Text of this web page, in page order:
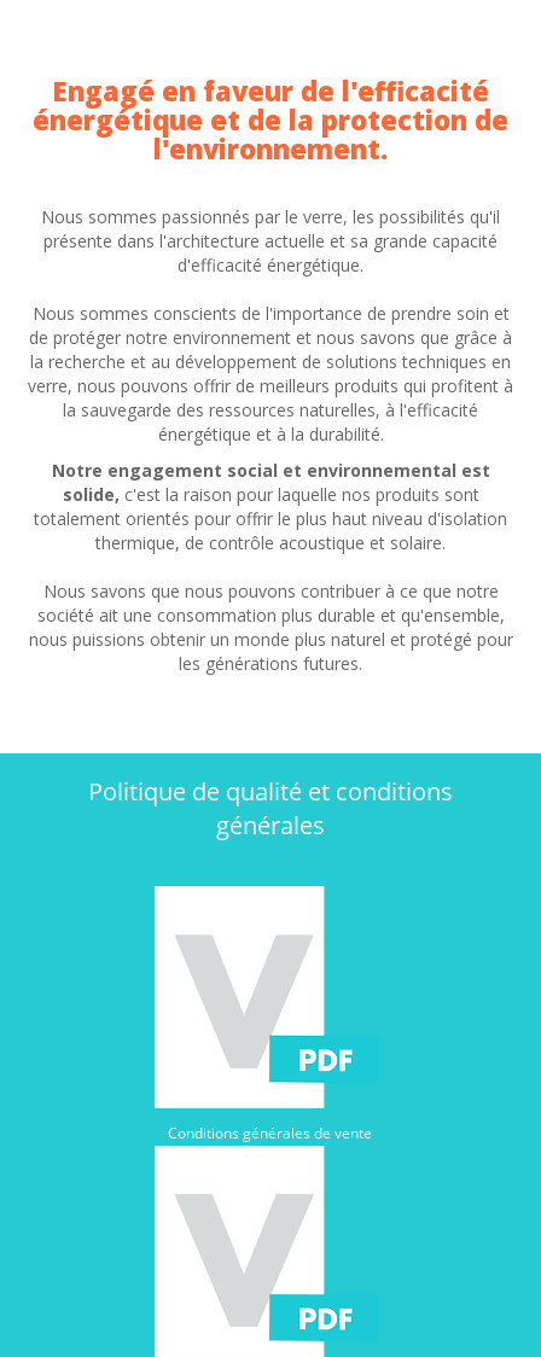
Engagé en faveur de l'efficacité
énergétique et de la protection de
l'environnement.
Nous sommes passionnés par le verre, les possibilités qu'il
présente dans l'architecture actuelle et sa grande capacité
d'efficacité énergétique.
Nous sommes conscients de l'importance de prendre soin et
de protéger notre environnement et nous savons que grâce à
la recherche et au développement de solutions techniques en
verre, nous pouvons offrir de meilleurs produits qui profitent à
la sauvegarde des ressources naturelles, à l'efficacité
énergétique et à la durabilité.
Notre engagement social et environnemental est
solide, c'est la raison pour laquelle nos produits sont
totalement orientés pour offrir le plus haut niveau d'isolation
thermique, de contrôle acoustique et solaire.
Nous savons que nous pouvons contribuer à ce que notre
société ait une consommation plus durable et qu'ensemble,
nous puissions obtenir un monde plus naturel et protégé pour
les générations futures.
Politique de qualité et conditions
générales
Conditions générales de vente